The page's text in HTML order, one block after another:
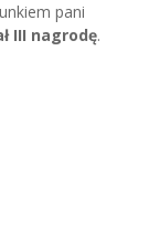
pani
III nagrodę.